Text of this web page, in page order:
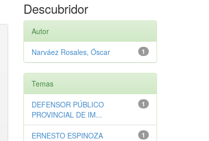
Descubridor
Autor
1
Narváez Rosales, Óscar
Temas
1
DEFENSOR PÚBLICO
PROVINCIAL DE IM...
1
ERNESTO ESPINOZA